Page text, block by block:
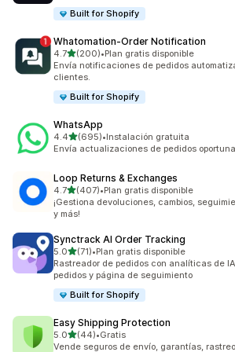
Built for Shopify
Whatomation‑Order Notification
4.7de 5 estrellas
(200)
200 reseñas en total
•Plan gratis disponible
Envía notificaciones de pedidos
clientes.
Built for Shopify
WhatsApp
4.4de 5 estrellas
(695)
695 reseñas en total
•Instalación gratuita
Envía actualizaciones de pedidos
Loop Returns & Exchanges
4.7de 5 estrellas
(407)
407 reseñas en total
•Plan gratis disponible
¡Gestiona devoluciones, cambios,
y más!
Synctrack AI Order Tracking
5.0de 5 estrellas
(71)
71 reseñas en total
•Plan gratis disponible
Rastreador de pedidos con analíticas de
pedidos y página de seguimiento
Built for Shopify
Easy Shipping Protection
5.0de 5 estrellas
(44)
44 reseñas en total
•Gratis
Vende seguros de envío, garantías,